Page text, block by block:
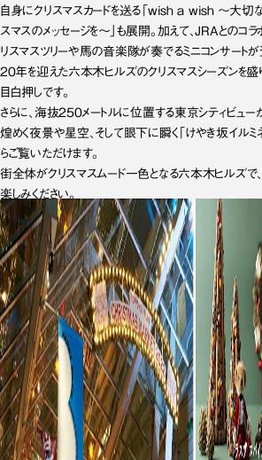
自身にクリスマスカードを送る「wish a wish ～大切な
スマスのメッセージを～」も展開。加えて、JRAとのコラ
リスマスツリーや馬の音楽隊が奏でるミニコンサート
20年を迎えた六本木ヒルズのクリスマスシーズンを盛
目白押しです。
さらに、海抜250メートルに位置する東京シティビュー
煌めく夜景や星空、そして眼下に瞬く「けやき坂イルミ
らご覧いただけます。
街全体がクリスマスムード一色となる六本木ヒルズで
楽しみください。